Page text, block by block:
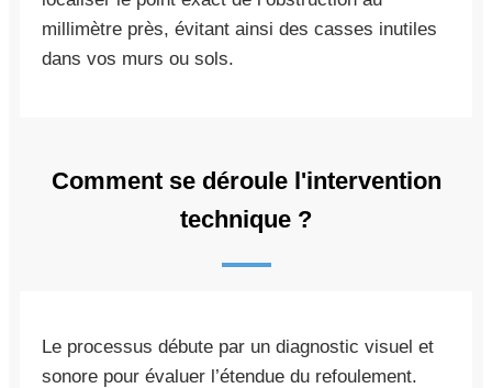
millimètre près, évitant ainsi des casses inutiles
dans vos murs ou sols.
Comment se déroule l'intervention
technique ?
Le processus débute par un diagnostic visuel et
sonore pour évaluer l’étendue du refoulement.